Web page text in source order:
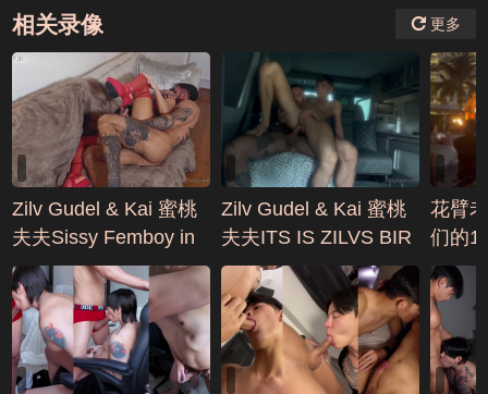
相关录像 更多
Zilv Gudel & Kai 蜜桃
夫夫Sissy Femboy in
High Heels
Zilv Gudel & Kai 蜜桃
夫夫ITS IS ZILVS BIR
THDAY TODAY
花臂
们的
(共2